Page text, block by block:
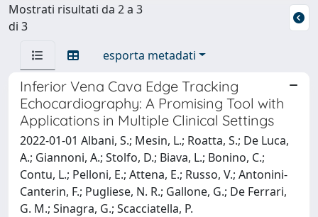
Mostrati risultati da 2 a 3
di 3
esporta metadati
Inferior Vena Cava Edge Tracking
Echocardiography: A Promising Tool with
Applications in Multiple Clinical Settings
2022-01-01 Albani, S.; Mesin, L.; Roatta, S.; De Luca,
A.; Giannoni, A.; Stolfo, D.; Biava, L.; Bonino, C.;
Contu, L.; Pelloni, E.; Attena, E.; Russo, V.; Antonini-
Canterin, F.; Pugliese, N. R.; Gallone, G.; De Ferrari,
G. M.; Sinagra, G.; Scacciatella, P.